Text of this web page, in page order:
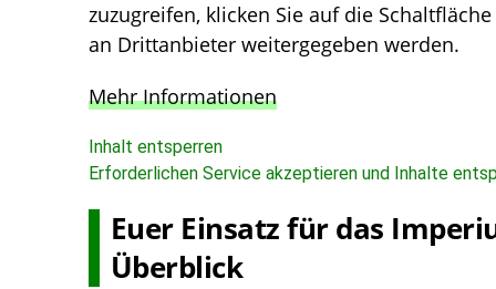
zuzugreifen, klicken Sie auf die
an Drittanbieter weitergegeben werden.
Mehr Informationen
Inhalt entsperren
Erforderlichen Service akzeptieren und Inhalte
Euer Einsatz für das
Überblick